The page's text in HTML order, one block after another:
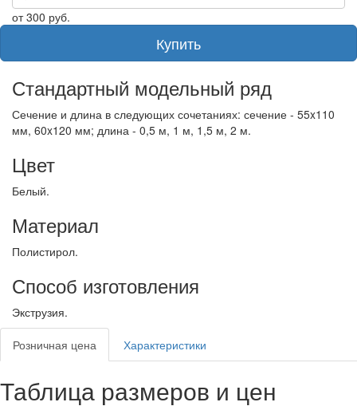
от300 руб.
Купить
Стандартный модельный ряд
Сечение и длина в следующих сочетаниях: сечение - 55x110
мм, 60x120 мм; длина - 0,5 м, 1 м, 1,5 м, 2 м.
Цвет
Белый.
Материал
Полистирол.
Способ изготовления
Экструзия.
Розничная цена Характеристики
Таблица размеров и цен